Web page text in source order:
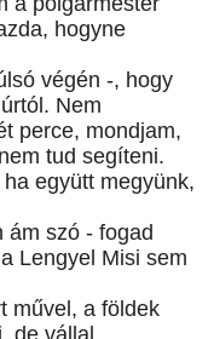
hogyne
végén -, hogy
Nem
perce, mondjam,
tud segíteni.
együtt megyünk,
ám szó - fogad
Lengyel Misi sem
művel, a földek